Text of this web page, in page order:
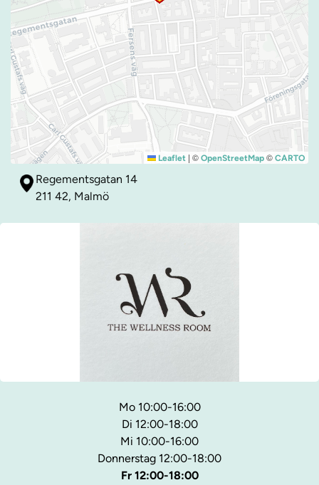
Leaflet | © OpenStreetMap © CARTO
Regementsgatan 14
211 42, Malmö
Mo 10:00-16:00
Di 12:00-18:00
Mi 10:00-16:00
Donnerstag 12:00-18:00
Fr 12:00-18:00